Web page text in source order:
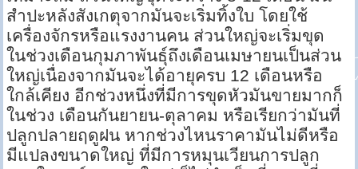
สำปะหลังสังเกตุจากมันจะเริ่มทิ้งใบ โดยใช้
เครื่องจักรหรือแรงงานคน ส่วนใหญ่จะเริ่มขุด
ในช่วงเดือนกุมภาพันธุ์ถึงเดือนเมษายนเป็นส่วน
ใหญ่เนื่องจากมันจะได้อายุครบ 12 เดือนหรือ
ใกล้เคียง อีกช่วงหนึ่งที่มีการขุดหัวมันขายมากก็
ในช่วง เดือนกันยายน-ตุลาคม หรือเรียกว่ามันที่
ปลูกปลายฤดูฝน หากช่วงไหนราคามันไม่ดีหรือ
มีแปลงขนาดใหญ่ ที่มีการหมุนเวียนการปลูก